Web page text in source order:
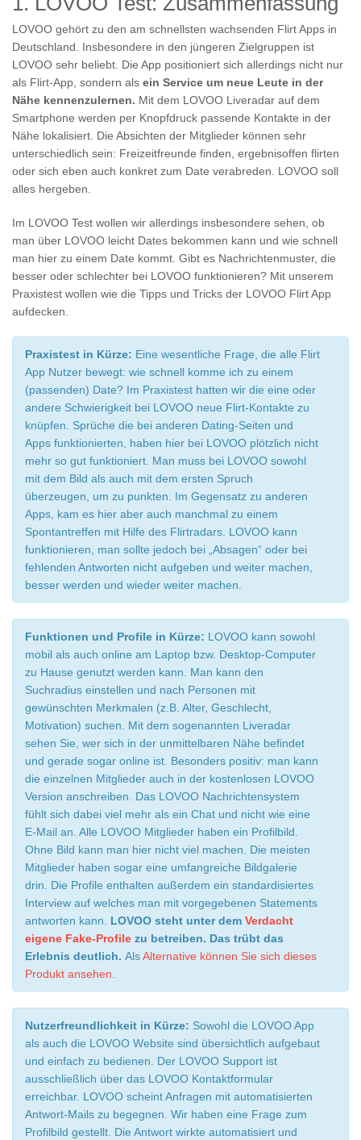
LOVOO gehört zu den am schnellsten wachsenden Flirt Apps in
Deutschland. Insbesondere in den jüngeren Zielgruppen ist
LOVOO sehr beliebt. Die App positioniert sich allerdings nicht nur
als Flirt-App, sondern als ein Service um neue Leute in der
Nähe kennenzulernen. Mit dem LOVOO Liveradar auf dem
Smartphone werden per Knopfdruck passende Kontakte in der
Nähe lokalisiert. Die Absichten der Mitglieder können sehr
unterschiedlich sein: Freizeitfreunde finden, ergebnisoffen flirten
oder sich eben auch konkret zum Date verabreden. LOVOO soll
alles hergeben.
Im LOVOO Test wollen wir allerdings insbesondere sehen, ob
man über LOVOO leicht Dates bekommen kann und wie schnell
man hier zu einem Date kommt. Gibt es Nachrichtenmuster, die
besser oder schlechter bei LOVOO funktionieren? Mit unserem
Praxistest wollen wie die Tipps und Tricks der LOVOO Flirt App
aufdecken.
Praxistest in Kürze: Eine wesentliche Frage, die alle Flirt
App Nutzer bewegt: wie schnell komme ich zu einem
(passenden) Date? Im Praxistest hatten wir die eine oder
andere Schwierigkeit bei LOVOO neue Flirt-Kontakte zu
knüpfen. Sprüche die bei anderen Dating-Seiten und
Apps funktionierten, haben hier bei LOVOO plötzlich nicht
mehr so gut funktioniert. Man muss bei LOVOO sowohl
mit dem Bild als auch mit dem ersten Spruch
überzeugen, um zu punkten. Im Gegensatz zu anderen
Apps, kam es hier aber auch manchmal zu einem
Spontantreffen mit Hilfe des Flirtradars. LOVOO kann
funktionieren, man sollte jedoch bei „Absagen“ oder bei
fehlenden Antworten nicht aufgeben und weiter machen,
besser werden und wieder weiter machen.
Funktionen und Profile in Kürze: LOVOO kann sowohl
mobil als auch online am Laptop bzw. Desktop-Computer
zu Hause genutzt werden kann. Man kann den
Suchradius einstellen und nach Personen mit
gewünschten Merkmalen (z.B. Alter, Geschlecht,
Motivation) suchen. Mit dem sogenannten Liveradar
sehen Sie, wer sich in der unmittelbaren Nähe befindet
und gerade sogar online ist. Besonders positiv: man kann
die einzelnen Mitglieder auch in der kostenlosen LOVOO
Version anschreiben. Das LOVOO Nachrichtensystem
fühlt sich dabei viel mehr als ein Chat und nicht wie eine
E-Mail an. Alle LOVOO Mitglieder haben ein Profilbild.
Ohne Bild kann man hier nicht viel machen. Die meisten
Mitglieder haben sogar eine umfangreiche Bildgalerie
drin. Die Profile enthalten außerdem ein standardisiertes
Interview auf welches man mit vorgegebenen Statements
antworten kann. LOVOO steht unter dem Verdacht
eigene Fake-Profile zu betreiben. Das trübt das
Erlebnis deutlich. AlsAlternative können Sie sich dieses
Produkt ansehen.
Nutzerfreundlichkeit in Kürze: Sowohl die LOVOO App
als auch die LOVOO Website sind übersichtlich aufgebaut
und einfach zu bedienen. Der LOVOO Support ist
ausschließlich über das LOVOO Kontaktformular
erreichbar. LOVOO scheint Anfragen mit automatisierten
Antwort-Mails zu begegnen. Wir haben eine Frage zum
Profilbild gestellt. Die Antwort wirkte automatisiert und